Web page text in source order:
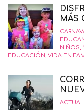
MÁS
NIÑOS,
EDUCACIÓN, VIDA EN